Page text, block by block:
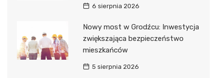
6 sierpnia 2026
Nowy most w Grodźcu: Inwestycja
zwiększająca bezpieczeństwo
mieszkańców
5 sierpnia 2026